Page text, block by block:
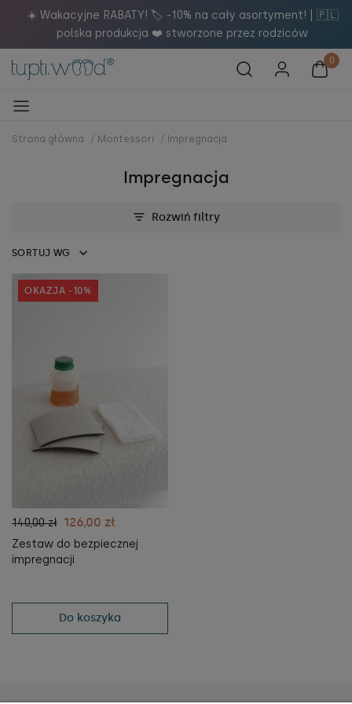
☀️ Wakacyjne RABATY! 🏷️ -10% na cały asortyment! | 🇵🇱
polska produkcja ❤️ stworzone przez rodziców
Strona główna / Montessori / Impregnacja
Impregnacja
Rozwiń filtry
SORTUJ WG
140,00 zł 126,00 zł
Zestaw do bezpiecznej
impregnacji
Do koszyka
OKAZJA -10%